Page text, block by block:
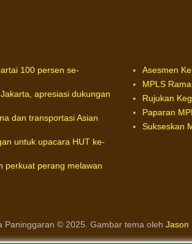
100 persen se-
apresiasi dukungan
dan transportasi Asian
untuk upacara HUT ke-
perkuat perang melawan
Asesmen
MPLS
Rujukan
Paparan
Sukseskan
Paninggaran © 2025. Gambar tema oleh Jason